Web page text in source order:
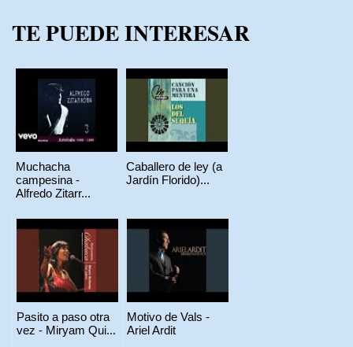
TE PUEDE INTERESAR
Muchacha
campesina -
Alfredo Zitarr...
Caballero de ley (a
Jardín Florido)...
Pasito a paso otra
vez - Miryam Qui...
Motivo de Vals -
Ariel Ardit